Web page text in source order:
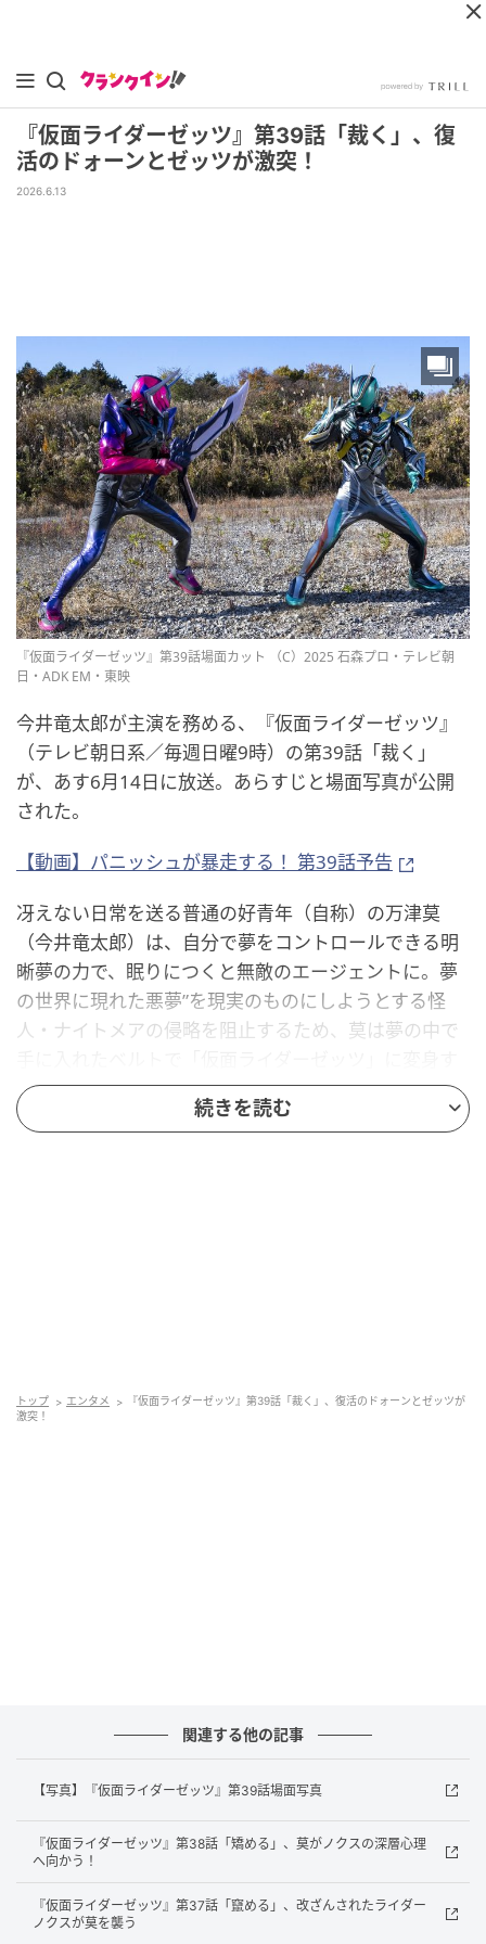
『仮面ライダーゼッツ』第39話「裁く」、復
活のドォーンとゼッツが激突！
2026.6.13
『仮面ライダーゼッツ』第39話場面カット （C）2025 石森プロ・テレビ朝
日・ADK EM・東映
今井竜太郎が主演を務める、『仮面ライダーゼッツ』
（テレビ朝日系／毎週日曜9時）の第39話「裁く」
が、あす6月14日に放送。あらすじと場面写真が公開
された。
【動画】パニッシュが暴走する！ 第39話予告
冴えない日常を送る普通の好青年（自称）の万津莫
（今井竜太郎）は、自分で夢をコントロールできる明
晰夢の力で、眠りにつくと無敵のエージェントに。夢
の世界に現れた悪夢”を現実のものにしようとする怪
人・ナイトメアの侵略を阻止するため、莫は夢の中で
る！
『仮面ライダーゼッツ』第39話予告
元記事で読む
次の記事
続きを読む
トップ エンタメ
『仮面ライダーゼッツ』第39話「裁く」、復活のドォーンとゼッツが
激突！
関連する他の記事
【写真】『仮面ライダーゼッツ』第39話場面写真
『仮面ライダーゼッツ』第38話「矯める」、莫がノクスの深層心理
へ向かう！
『仮面ライダーゼッツ』第37話「竄める」、改ざんされたライダー
ノクスが莫を襲う